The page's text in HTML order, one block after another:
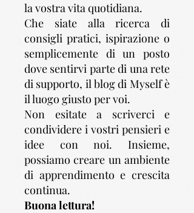
la vostra vita quotidiana.
Che siate alla ricerca di
consigli pratici, ispirazione o
semplicemente di un posto
dove sentirvi parte di una rete
di supporto, il blog di Myself è
il luogo giusto per voi.
Non esitate a scriverci e
condividere i vostri pensieri e
idee con noi. Insieme,
possiamo creare un ambiente
di apprendimento e crescita
continua.
Buona lettura!